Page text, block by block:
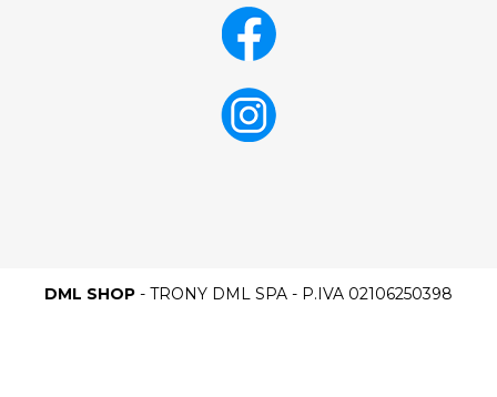
DML SHOP - TRONY DML SPA - P.IVA 02106250398